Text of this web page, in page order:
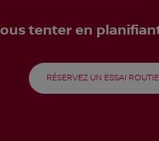
tenter en
RÉSERVEZ UN ESSAI